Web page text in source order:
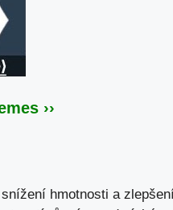
››
hmotnosti a